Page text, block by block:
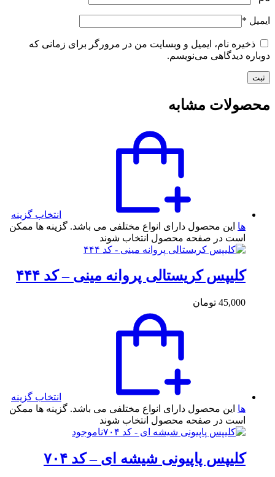
ایمیل *
ذخیره نام، ایمیل و وبسایت من در مرورگر برای زمانی که
دوباره دیدگاهی می‌نویسم.
محصولات مشابه
انتخاب گزینه
ها این محصول دارای انواع مختلفی می باشد. گزینه ها ممکن
است در صفحه محصول انتخاب شوند
کلیپس کریستالی پروانه مینی – کد ۴۴۴
45,000 تومان
انتخاب گزینه
ها این محصول دارای انواع مختلفی می باشد. گزینه ها ممکن
است در صفحه محصول انتخاب شوند
ناموجود
کلیپس پاپیونی شیشه ای – کد ۷۰۴